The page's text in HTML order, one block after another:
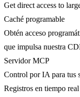
Get direct access to
Caché programable
Obtén acceso
que impulsa nuestra
Servidor MCP
Control por IA para tus
Registros en tiempo real